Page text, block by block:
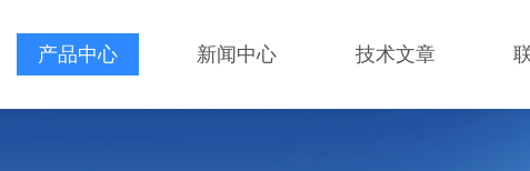
产品中心 新闻中心 技术文章